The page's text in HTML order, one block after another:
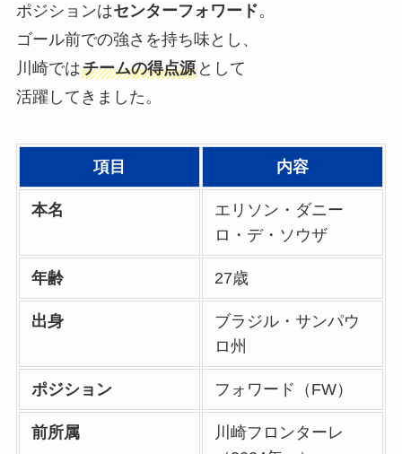
ポジションはセンターフォワード。
ゴール前での強さを持ち味とし、
川崎ではチームの得点源として
活躍してきました。
項目 内容
本名
エリソン・ダニー
ロ・デ・ソウザ
年齢 27歳
出身
ブラジル・サンパウ
ロ州
ポジション フォワード（FW）
前所属
川崎フロンターレ